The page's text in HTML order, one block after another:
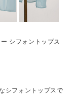
シフォントップス
シフォントップスで